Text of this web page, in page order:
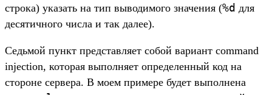
строка) указать на тип выводимого значения (%d для
десятичного числа и так далее).
Седьмой пункт представляет собой вариант command
injection, которая выполняет определенный код на
стороне сервера. В моем примере будет выполнена